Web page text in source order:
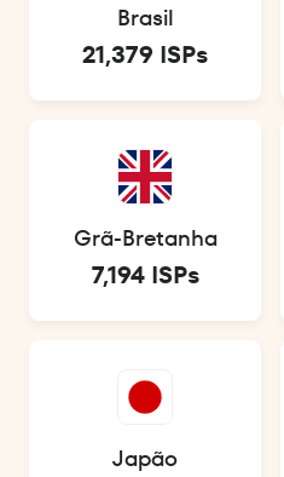
Brasil
21,379 ISPs
Grã-Bretanha
7,194 ISPs
Japão